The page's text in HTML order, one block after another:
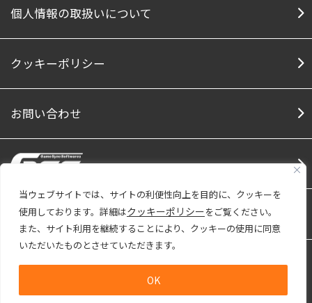
当ウェブサイトでは、サイトの利便性向上を目的に、クッキーを
使用しております。詳細はクッキーポリシーをご覧ください。
また、サイト利用を継続することにより、クッキーの使用に同意
いただいたものとさせていただきます。
OK
個人情報の取扱いについて
クッキーポリシー
お問い合わせ
Social Media
Note FacebookTwitter